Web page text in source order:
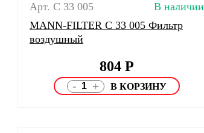
Арт. C 33 005
В наличии
MANN-FILTER C 33 005 Фильтр
воздушный
804 Р
- +